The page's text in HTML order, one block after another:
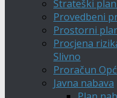
Strateški
Provedbeni
Prostorni
Procjena
Slivno
Proračun
Javna nabava